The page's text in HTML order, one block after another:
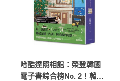
哈酷達照相館：榮登韓國
電子書綜合榜No. 2！韓國